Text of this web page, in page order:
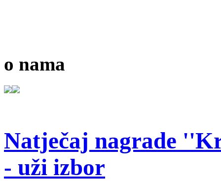
o nama
Natječaj nagrade
- uži izbor